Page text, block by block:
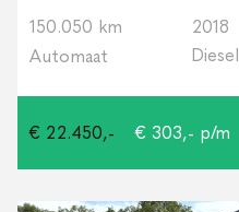
150.050 km
2018
Automaat
Diesel
€ 22.450,- € 303,- p/m